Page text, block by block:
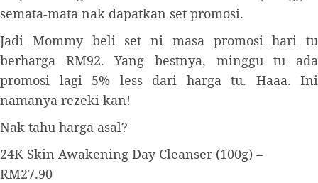
semata-mata nak dapatkan set promosi.
Jadi Mommy beli set ni masa promosi hari tu
berharga RM92. Yang bestnya, minggu tu ada
promosi lagi 5% less dari harga tu. Haaa. Ini
namanya rezeki kan!
Nak tahu harga asal?
24K Skin Awakening Day Cleanser (100g) –
RM27.90